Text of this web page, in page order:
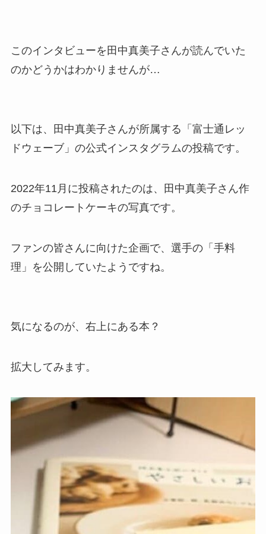
このインタビューを田中真美子さんが読んでいた
のかどうかはわかりませんが…
以下は、田中真美子さんが所属する「富士通レッ
ドウェーブ」の公式インスタグラムの投稿です。
2022年11月に投稿されたのは、田中真美子さん作
のチョコレートケーキの写真です。
ファンの皆さんに向けた企画で、選手の「手料
理」を公開していたようですね。
気になるのが、右上にある本？
拡大してみます。